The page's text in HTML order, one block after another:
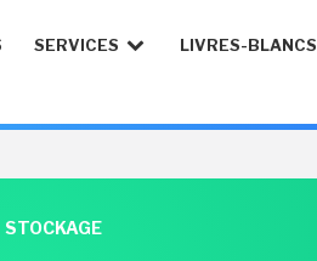
SERVICES LIVRES-BLANCS
STOCKAGE